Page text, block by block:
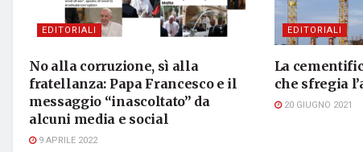
EDITORIALI
No alla corruzione, sì alla
fratellanza: Papa Francesco e il
messaggio “inascoltato” da
alcuni media e social
9 APRILE 2022
EDITORIALI
La
che sfregia
20 GIUGNO 2021